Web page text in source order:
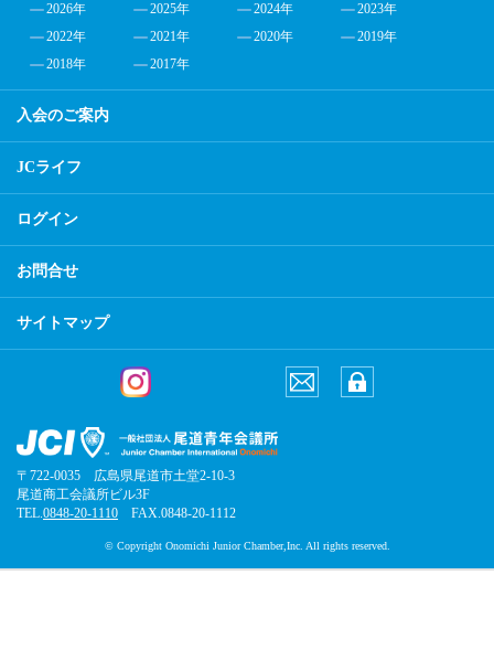
2026年 2025年 2024年
2023年
2022年
2021年 2020年
2019年
2018年
2017年
入会のご案内
JCライフ
ログイン
お問合せ
サイトマップ
〒722-0035 広島県尾道市土堂2-10-3
尾道商工会議所ビル3F
TEL.0848-20-1110 FAX.0848-20-1112
© Copyright Onomichi Junior Chamber,Inc. All rights reserved.